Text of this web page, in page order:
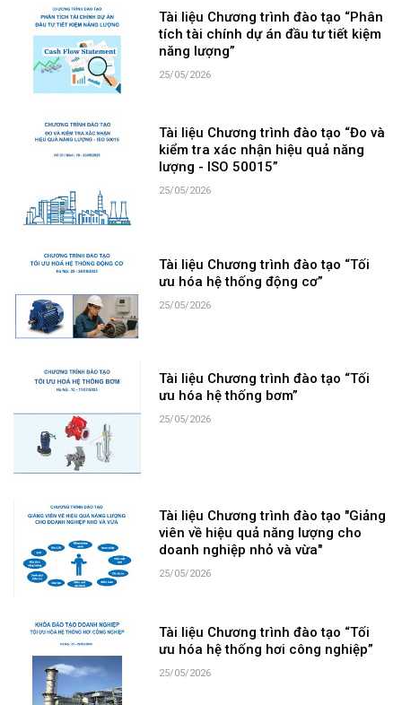
Tài liệu Chương trình đào tạo “Phân
tích tài chính dự án đầu tư tiết kiệm
năng lượng”
25/05/2026
Tài liệu Chương trình đào tạo “Đo và
kiểm tra xác nhận hiệu quả năng
lượng - ISO 50015”
25/05/2026
Tài liệu Chương trình đào tạo “Tối
ưu hóa hệ thống động cơ”
25/05/2026
Tài liệu Chương trình đào tạo “Tối
ưu hóa hệ thống bơm”
25/05/2026
Tài liệu Chương trình đào tạo "Giảng
viên về hiệu quả năng lượng cho
doanh nghiệp nhỏ và vừa"
25/05/2026
Tài liệu Chương trình đào tạo “Tối
ưu hóa hệ thống hơi công nghiệp”
25/05/2026